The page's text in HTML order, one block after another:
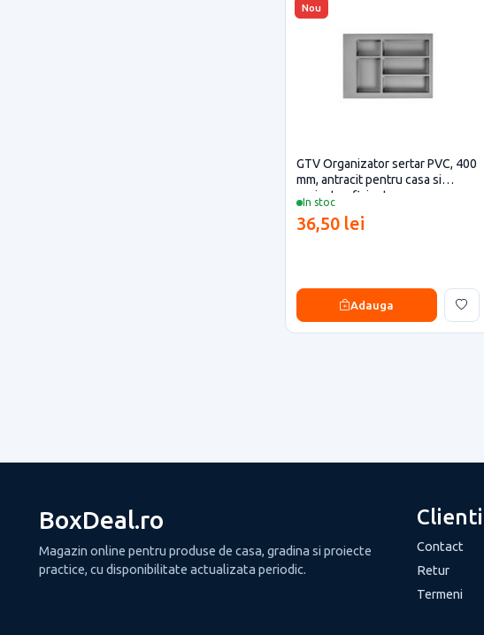
Nou
In stoc
GTV Organizator sertar PVC, 400
mm, antracit pentru casa si
proiecte eficiente
36,50 lei
Adauga
BoxDeal.ro
Magazin online pentru produse de casa, gradina si proiecte
practice, cu disponibilitate actualizata periodic.
Clienti
Contact
Retur
Termeni